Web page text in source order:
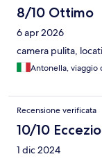
8/10 Ottimo
6 apr 2026
camera pulita,
Antonella, viaggio
Recensione verificata
10/10
1 dic 2024